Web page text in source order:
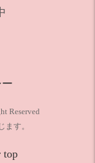
Reserved
ます。
top